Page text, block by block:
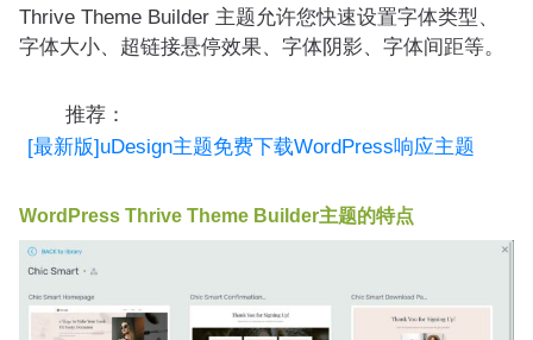
Thrive Theme Builder 主题允许您快速设置字体类型、
字体大小、超链接悬停效果、字体阴影、字体间距等。
推荐：
[最新版]uDesign主题免费下载WordPress响应主题
WordPress Thrive Theme Builder主题的特点